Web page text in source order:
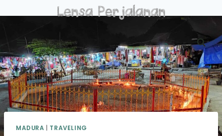
to
MADURA | TRAVELING